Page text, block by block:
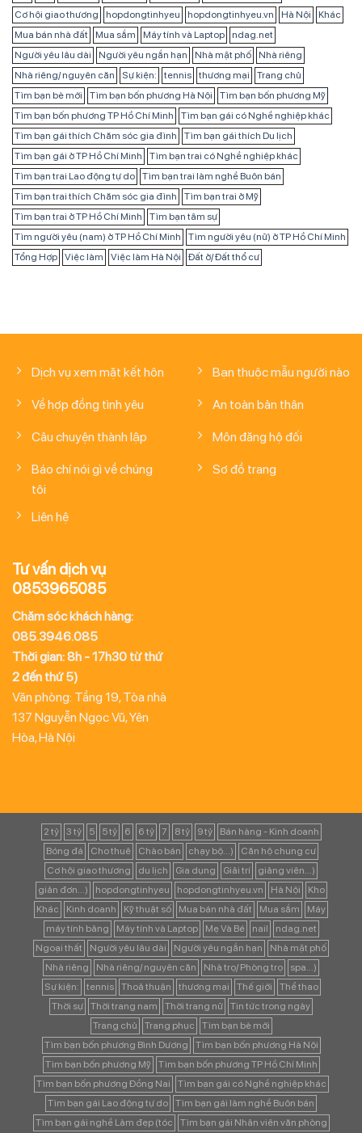
Cơ hội giao thương
hopdongtinhyeu hopdongtinhyeu.vn Hà Nội
Khác
Mua bán nhà đất
Mua sắm Máy tính và Laptop
ndag.net
Người yêu lâu dài
Người yêu ngắn hạn Nhà mặt phố
Nhà riêng
Nhà riêng/ nguyên căn
Sự kiện: tennis thương mại
Trang chủ
Tìm bạn bè mới
Tìm bạn bốn phương Hà Nội
Tìm bạn bốn phương Mỹ
Tìm bạn bốn phương TP Hồ Chí Minh
Tìm bạn gái có Nghề nghiệp khác
Tìm bạn gái thích Chăm sóc gia đình
Tìm bạn gái thích Du lịch
Tìm bạn gái ở TP Hồ Chí Minh
Tìm bạn trai có Nghề nghiệp khác
Tìm bạn trai Lao động tự do
Tìm bạn trai làm nghề Buôn bán
Tìm bạn trai thích Chăm sóc gia đình
Tìm bạn trai ở Mỹ
Tìm bạn trai ở TP Hồ Chí Minh
Tìm bạn tâm sự
Tìm người yêu (nam) ở TP Hồ Chí Minh
Tìm người yêu (nữ) ở TP Hồ Chí Minh
Tổng Hợp
Việc làm Việc làm Hà Nội Đất ở/ Đất thổ cư
Dịch vụ xem mặt kết hôn
Về hợp đồng tình yêu
Câu chuyện thành lập
Báo chí nói gì về chúng
tôi
Liên hệ
Bạn thuộc mẫu người nào
An toàn bản thân
Môn đăng hộ đối
Sơ đồ trang
Tư vấn dịch vụ
0853965085
Chăm sóc khách hàng:
085.3946.085
Thời gian: 8h - 17h30 từ thứ
2 đến thứ 5)
Văn phòng: Tầng 19, Tòa nhà
137 Nguyễn Ngọc Vũ, Yên
Hòa, Hà Nội
2 tỷ 3 tỷ 5 5 tỷ 6 6 tỷ 7 8 tỷ 9 tỷ
Bán hàng - Kinh doanh
Bóng đá
Cho thuê Chào bán chạy bộ...)
Căn hộ chung cư
Cơ hội giao thương
du lịch Gia dụng Giải trí
giảng viên...)
giản đơn...)
hopdongtinhyeu hopdongtinhyeu.vn Hà Nội
Kho
Khác
Kinh doanh Kỹ thuật số Mua bán nhà đất Mua sắm
Máy
máy tính bảng
Máy tính và Laptop Mẹ Và Bé nail
ndag.net
Ngoại thất
Người yêu lâu dài Người yêu ngắn hạn
Nhà mặt phố
Nhà riêng
Nhà riêng/ nguyên căn Nhà trọ/ Phòng trọ
spa...)
Sự kiện:
tennis Thoả thuận thương mại Thế giới
Thể thao
Thời sự
Thời trang nam Thời trang nữ
Tin tức trong ngày
Trang chủ
Trang phục
Tìm bạn bè mới
Tìm bạn bốn phương Bình Dương
Tìm bạn bốn phương Hà Nội
Tìm bạn bốn phương Mỹ
Tìm bạn bốn phương TP Hồ Chí Minh
Tìm bạn bốn phương Đồng Nai
Tìm bạn gái có Nghề nghiệp khác
Tìm bạn gái Lao động tự do
Tìm bạn gái làm nghề Buôn bán
Tìm bạn gái nghề Làm đẹp (tóc
Tìm bạn gái Nhân viên văn phòng